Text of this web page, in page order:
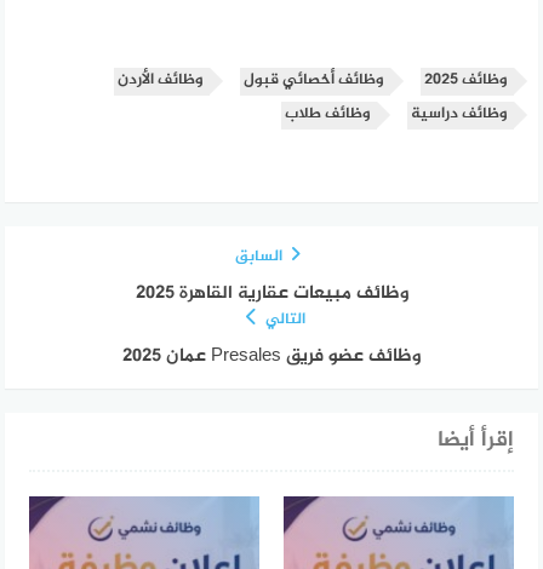
وظائف 2025 وظائف أخصائي قبول
وظائف الأردن
وظائف دراسية
وظائف طلاب
السابق
وظائف مبيعات عقارية القاهرة 2025
التالي
وظائف عضو فريق Presales عمان 2025
إقرأ أيضا